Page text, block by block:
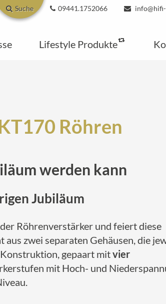
Suche 09441.1752066
Lifestyle Produkte
Röhren
werden kann
Jubiläum
Röhrenverstärker und feiert diese
aus zwei separaten Gehäusen, die
gepaart mitvier
mit Hoch- und